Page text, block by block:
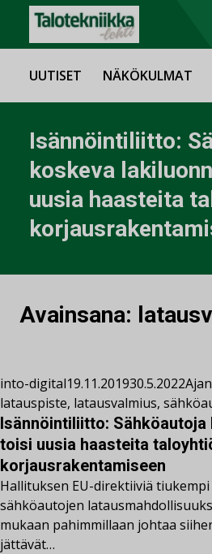
UUTISET NÄKÖKULMAT
Isännöintiliitto:
koskeva
uusia haasteita
Avainsana:
into-digital19.11.201930.5.2022
latauspiste, latausvalmius,
Isännöintiliitto:
toisi uusia haasteita
korjausrakentamiseen
Hallituksen EU-direktiiviä
sähköautojen
mukaan pahimmillaan johtaa
jättävät…